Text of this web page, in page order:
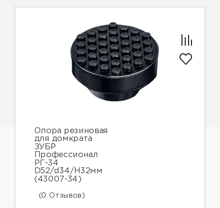
Опора резиновая
для домкрата
ЗУБР
Профессионал
РГ-34
D52/d34/H32мм
(43007-34)
(0 Отзывов)